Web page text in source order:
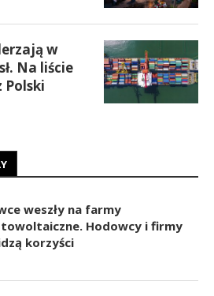
w
Na liście
Polski
weszły na farmy
Hodowcy i firmy
korzyści